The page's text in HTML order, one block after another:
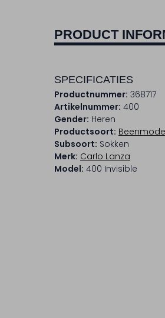
PRODUCT
SPECIFICATIES
Productnummer: 368717
Artikelnummer: 400
Gender: Heren
Productsoort: Beenmode
Subsoort: Sokken
Merk: Carlo Lanza
Model: 400 Invisible